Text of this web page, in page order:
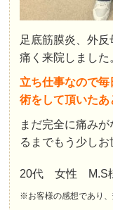
足底筋膜炎、外
痛く来院しました
立ち仕事なので
術をして頂いたあ
まだ完全に痛み
るまでもう少しお
20代 女性 M.S
※お客様の感想であり、